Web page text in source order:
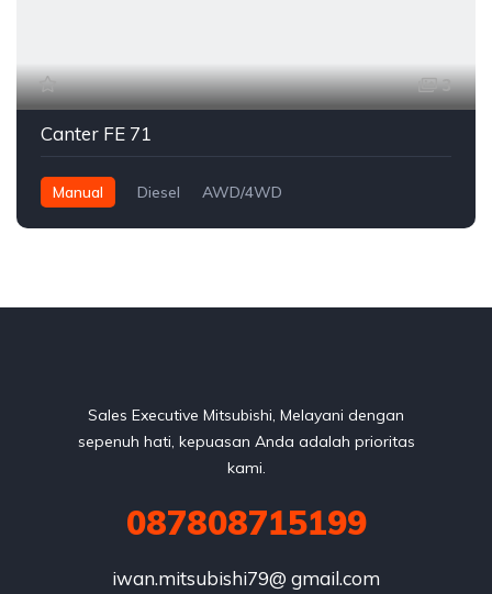
3
Canter FE 71
Manual Diesel AWD/4WD
Sales Executive Mitsubishi, Melayani dengan
sepenuh hati, kepuasan Anda adalah prioritas
kami.
087808715199
iwan.mitsubishi79@ gmail.com